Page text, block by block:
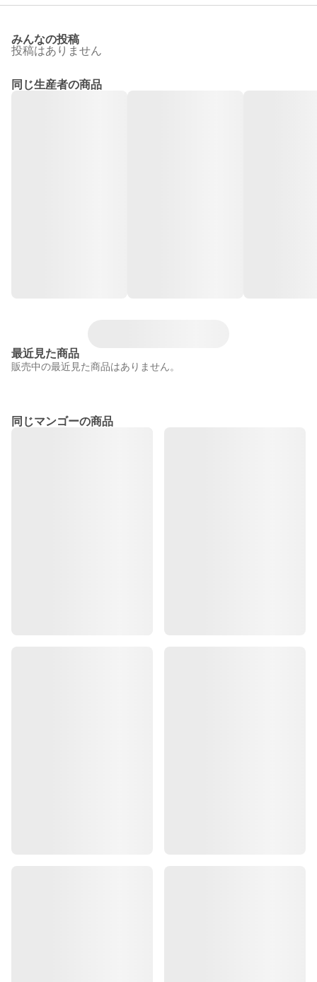
みんなの投稿
投稿はありません
同じ生産者の商品
最近見た商品
販売中の最近見た商品はありません。
同じマンゴーの商品